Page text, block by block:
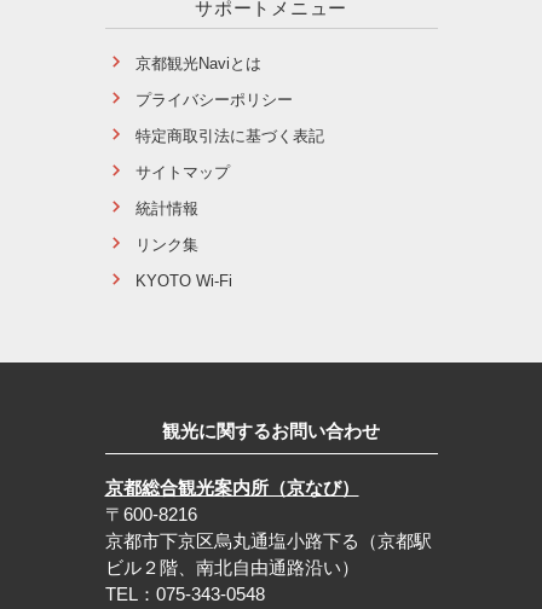
サポートメニュー
京都観光Naviとは
プライバシーポリシー
特定商取引法に基づく表記
サイトマップ
統計情報
リンク集
KYOTO Wi-Fi
観光に関するお問い合わせ
京都総合観光案内所（京なび）
〒600-8216
京都市下京区烏丸通塩小路下る（京都駅
ビル２階、南北自由通路沿い）
TEL：075-343-0548